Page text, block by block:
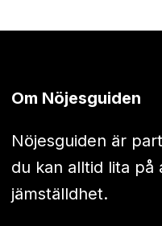
Om Nöjesguiden
Nöjesguiden är
du kan alltid lita
jämställdhet.